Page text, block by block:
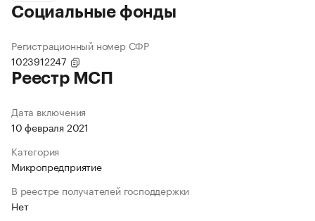
Социальные фонды
Регистрационный номер СФР
1023912247
Реестр МСП
Дата включения
10 февраля 2021
Категория
Микропредприятие
В реестре получателей господдержки
Нет